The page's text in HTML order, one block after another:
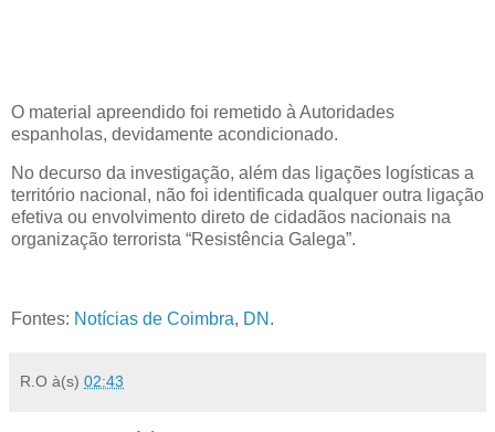
O material apreendido foi remetido à Autoridades
espanholas, devidamente acondicionado.
No decurso da investigação, além das ligações logísticas a
território nacional, não foi identificada qualquer outra ligação
efetiva ou envolvimento direto de cidadãos nacionais na
organização terrorista “Resistência Galega”.
Fontes: Notícias de Coimbra, DN .
R.O à(s) 02:43